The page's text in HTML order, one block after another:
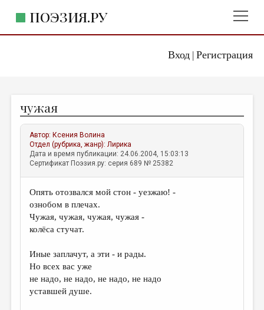
Вход| Регистрация
ПОЭЗИЯ.РУ
ЖАНРЫ
АВТОРЫ
КОММЕНТАРИИ
ЛИТСАЛОН
НОВОСТИ
ПРАВИЛА САЙТА
ИЗБРАННОЕ
ДАЙДЖЕСТ
чужая
Автор: Ксения Волина
Отдел (рубрика, жанр):Лирика
Дата и время публикации: 24.06.2004, 15:03:13
Сертификат Поэзия.ру: серия 689 № 25382
Опять отозвался мой стон - уезжаю! -
ознобом в плечах.
Чужая, чужая, чужая, чужая -
колёса стучат.
Иные заплачут, а эти - и рады.
Но всех вас уже
не надо, не надо, не надо, не надо
уставшей душе.